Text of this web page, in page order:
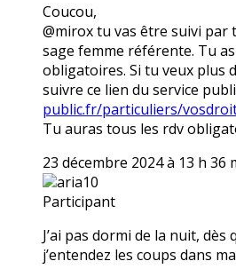
Coucou,
@mirox tu vas être suivi par
sage femme référente. Tu
obligatoires. Si tu veux plus
suivre ce lien du service
public.fr/particuliers/
Tu auras tous les rdv
23 décembre 2024 à 13 h 36
aria10
Participant
J’ai pas dormi de la nuit,
j’entendez les coups dans